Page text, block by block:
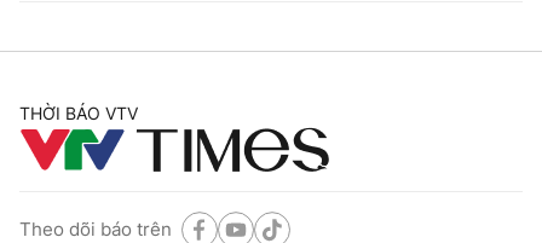
THỜI BÁO VTV
Theo dõi báo trên